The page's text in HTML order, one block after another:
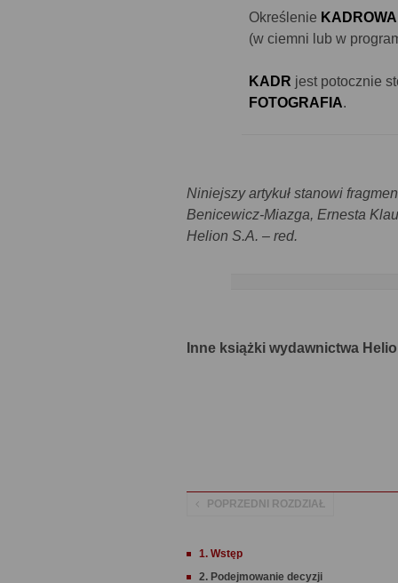
Określenie
(w ciemni lub w
KADR jest potocznie
FOTOGRAFIA.
Niniejszy artykuł stanowi
Benicewicz-Miazga, Ernesta
Helion S.A. – red.
Inne książki wydawnictwa
POPRZEDNI ROZDZIAŁ
1. Wstęp
2. Podejmowanie decyzji